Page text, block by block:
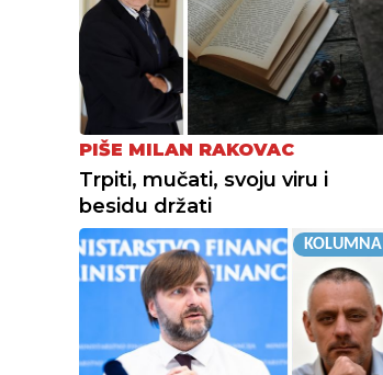
PIŠE MILAN RAKOVAC
Trpiti, mučati, svoju viru i
besidu držati
KOLUMNA